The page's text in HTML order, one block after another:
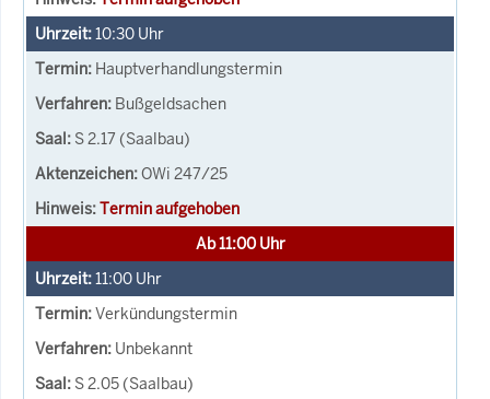
10:30 Uhr
Hauptverhandlungstermin
Bußgeldsachen
S 2.17 (Saalbau)
OWi 247/25
Termin aufgehoben
Ab 11:00 Uhr
11:00 Uhr
Verkündungstermin
Unbekannt
S 2.05 (Saalbau)